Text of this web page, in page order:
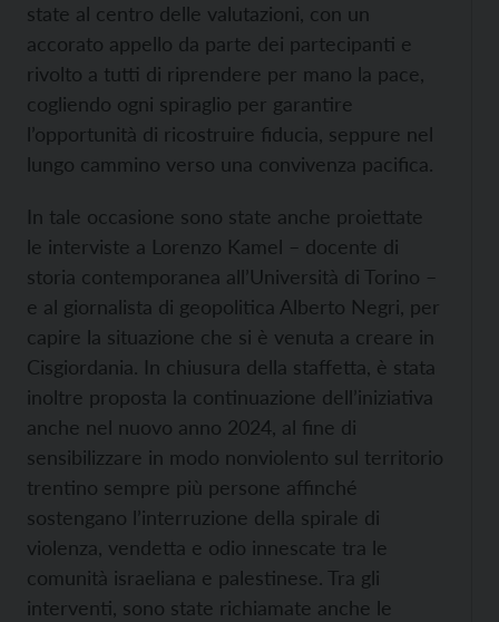
state al centro delle valutazioni, con un
accorato appello da parte dei partecipanti e
rivolto a tutti di riprendere per mano la pace,
cogliendo ogni spiraglio per garantire
l’opportunità di ricostruire fiducia, seppure nel
lungo cammino verso una convivenza pacifica.
In tale occasione sono state anche proiettate
le interviste a Lorenzo Kamel – docente di
storia contemporanea all’Università di Torino –
e al giornalista di geopolitica Alberto Negri, per
capire la situazione che si è venuta a creare in
Cisgiordania. In chiusura della staffetta, è stata
inoltre proposta la continuazione dell’iniziativa
anche nel nuovo anno 2024, al fine di
sensibilizzare in modo nonviolento sul territorio
trentino sempre più persone affinché
sostengano l’interruzione della spirale di
violenza, vendetta e odio innescate tra le
comunità israeliana e palestinese. Tra gli
interventi, sono state richiamate anche le